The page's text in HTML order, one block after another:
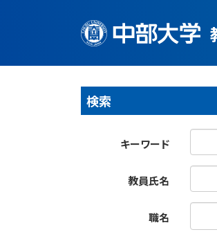
検索
キーワード
教員氏名
職名